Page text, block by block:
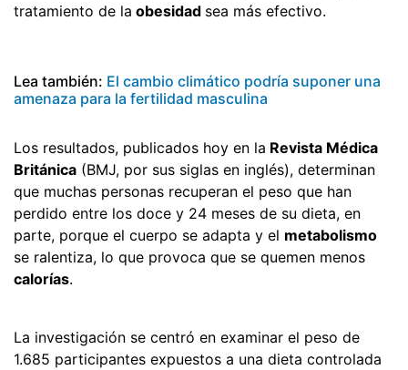
tratamiento de la obesidad sea más efectivo.
Lea también: El cambio climático podría suponer una
amenaza para la fertilidad masculina
Los resultados, publicados hoy en la Revista Médica
Británica (BMJ, por sus siglas en inglés), determinan
que muchas personas recuperan el peso que han
perdido entre los doce y 24 meses de su dieta, en
parte, porque el cuerpo se adapta y el metabolismo
se ralentiza, lo que provoca que se quemen menos
calorías.
La investigación se centró en examinar el peso de
1.685 participantes expuestos a una dieta controlada